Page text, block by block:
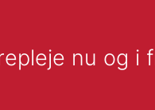
nu og